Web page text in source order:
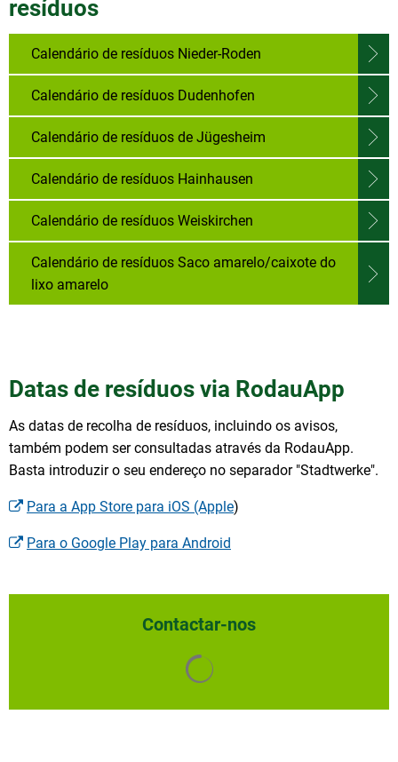
resíduos
Calendário de resíduos Nieder-Roden
Calendário de resíduos Dudenhofen
Calendário de resíduos de Jügesheim
Calendário de resíduos Hainhausen
Calendário de resíduos Weiskirchen
Calendário de resíduos Saco amarelo/caixote do
lixo amarelo
Datas de resíduos via RodauApp
As datas de recolha de resíduos, incluindo os avisos,
também podem ser consultadas através da RodauApp.
Basta introduzir o seu endereço no separador "Stadtwerke".
Para a App Store para iOS (Apple)
Para o Google Play para Android
Contactar-nos